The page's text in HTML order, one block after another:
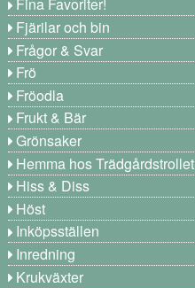
Fina Favoriter!
Fjärilar och bin
Frågor & Svar
Frö
Fröodla
Frukt & Bär
Grönsaker
Hemma hos Trädgårdstrollet
Hiss & Diss
Höst
Inköpsställen
Inredning
Krukväxter